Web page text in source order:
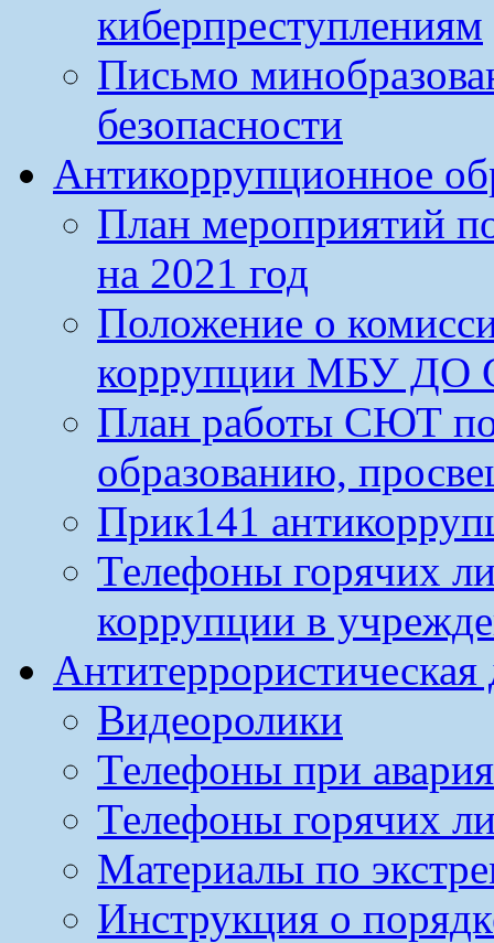
киберпреступлениям
Письмо
безопасности
Антикоррупционное
План мероприятий
на 2021 год
Положение о
коррупции МБУ ДО
План работы СЮТ
образованию,
Прик141
Телефоны горячих
коррупции в
Антитеррористическая
Видеоролики
Телефоны при
Телефоны горячих
Материалы по
Инструкция о